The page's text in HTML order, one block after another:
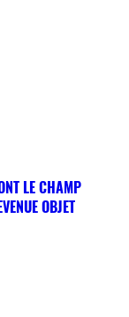
LE CHAMP
OBJET